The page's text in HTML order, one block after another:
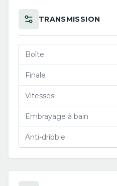
TRANSMISSION
Boîte
Finale
Vitesses
Embrayage à bain
Anti-dribble